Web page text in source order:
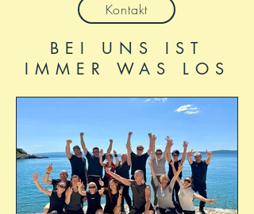
BEI UNS IST
IMMER WAS LOS
Kontakt